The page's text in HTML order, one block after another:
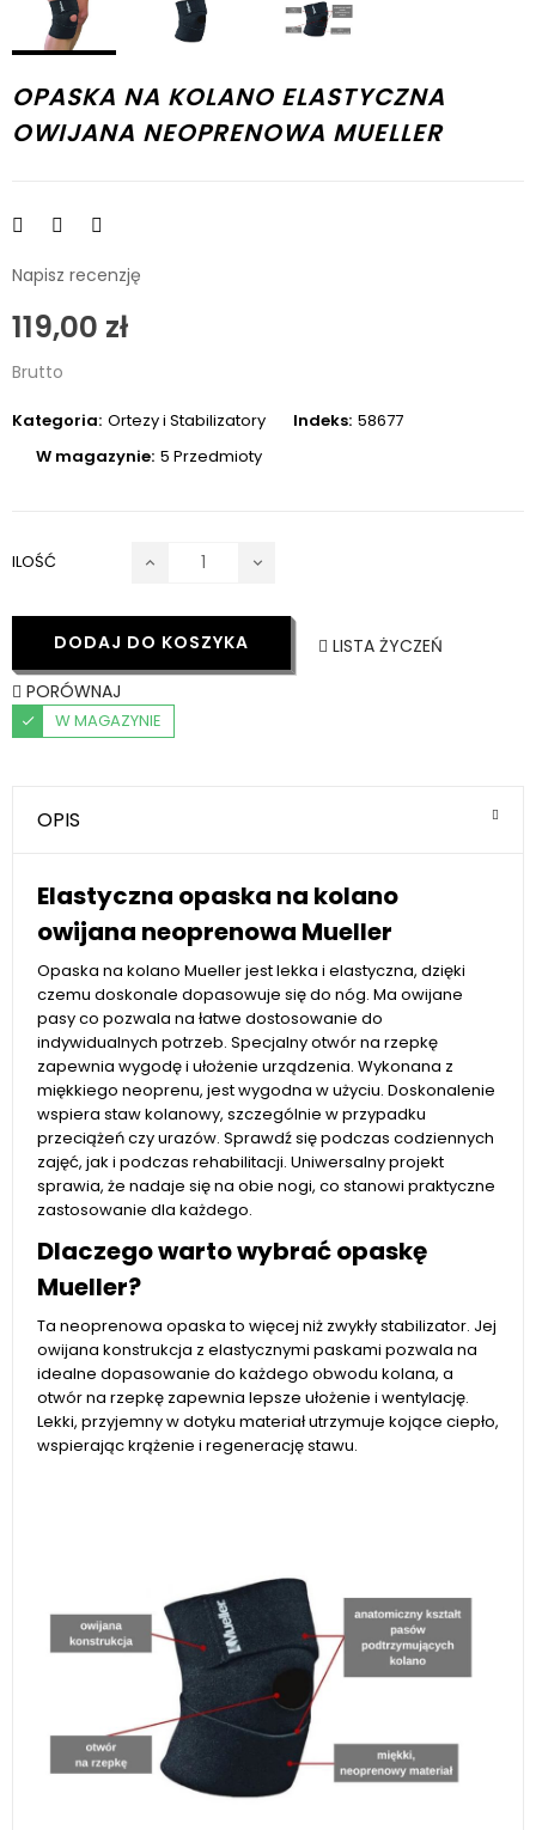
OPASKA NA KOLANO ELASTYCZNA
OWIJANA NEOPRENOWA MUELLER
Napisz recenzję
119,00 zł
Brutto
Kategoria: Ortezy i Stabilizatory Indeks: 58677
W magazynie: 5 Przedmioty
ILOŚĆ
DODAJ DO KOSZYKA
LISTA ŻYCZEŃ
PORÓWNAJ
W MAGAZYNIE
OPIS
Elastyczna opaska na kolano
owijana neoprenowa Mueller
Opaska na kolano Mueller jest lekka i elastyczna, dzięki
czemu doskonale dopasowuje się do nóg. Ma owijane
pasy co pozwala na łatwe dostosowanie do
indywidualnych potrzeb. Specjalny otwór na rzepkę
zapewnia wygodę i ułożenie urządzenia. Wykonana z
miękkiego neoprenu, jest wygodna w użyciu. Doskonalenie
wspiera staw kolanowy, szczególnie w przypadku
przeciążeń czy urazów. Sprawdź się podczas codziennych
zajęć, jak i podczas rehabilitacji. Uniwersalny projekt
sprawia, że ​​nadaje się na obie nogi, co stanowi praktyczne
zastosowanie dla każdego.
Dlaczego warto wybrać opaskę
Mueller?
Ta neoprenowa opaska to więcej niż zwykły stabilizator. Jej
owijana konstrukcja z elastycznymi paskami pozwala na
idealne dopasowanie do każdego obwodu kolana, a
otwór na rzepkę zapewnia lepsze ułożenie i wentylację.
Lekki, przyjemny w dotyku materiał utrzymuje kojące ciepło,
wspierając krążenie i regenerację stawu.